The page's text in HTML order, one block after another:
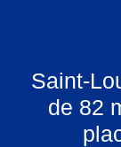
Saint-
de 82